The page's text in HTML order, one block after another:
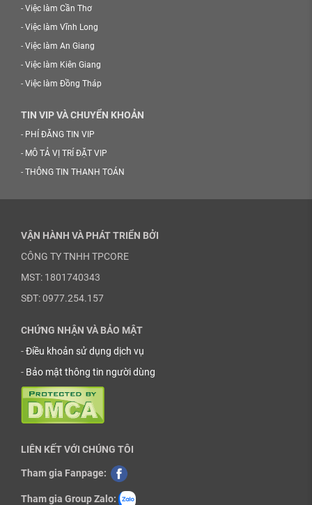
- Việc làm Cần Thơ
- Việc làm Vĩnh Long
- Việc làm An Giang
- Việc làm Kiên Giang
- Việc làm Đồng Tháp
TIN VIP VÀ CHUYỂN KHOẢN
- PHÍ ĐĂNG TIN VIP
- MÔ TẢ VỊ TRÍ ĐẶT VIP
- THÔNG TIN THANH TOÁN
VẬN HÀNH VÀ PHÁT TRIỂN BỞI
CÔNG TY TNHH TPCORE
MST: 1801740343
SĐT: 0977.254.157
CHỨNG NHẬN VÀ BẢO MẬT
-Điều khoản sử dụng dịch vụ
- Bảo mật thông tin người dùng
LIÊN KẾT VỚI CHÚNG TÔI
Tham gia Fanpage:
Tham gia Group Zalo: